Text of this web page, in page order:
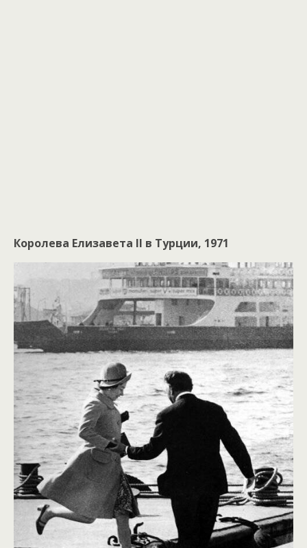
Королева Елизавета II в Турции, 1971